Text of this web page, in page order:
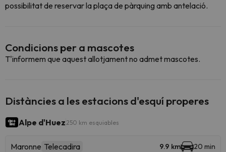
possibilitat de reservar la plaça de pàrquing amb antelació.
Condicions per a mascotes
T'informem que aquest allotjament no admet mascotes.
Distàncies a les estacions d'esquí properes
Alpe d'Huez 250 km esquiables
Maronne Telecadira 9.9 km 20 min